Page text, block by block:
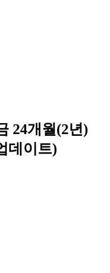
24개월(2년)
데이트)